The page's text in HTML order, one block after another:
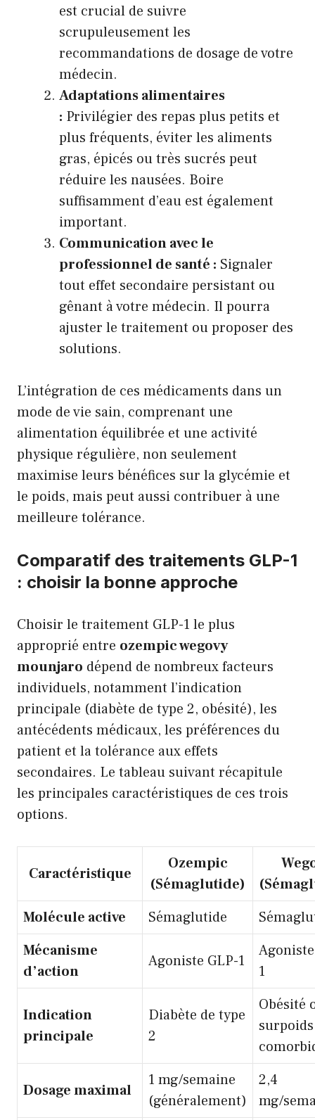
est crucial de suivre
scrupuleusement les
recommandations de dosage de votre
médecin.
Adaptations alimentaires
: Privilégier des repas plus petits et
plus fréquents, éviter les aliments
gras, épicés ou très sucrés peut
réduire les nausées. Boire
suffisamment d’eau est également
important.
Communication avec le
professionnel de santé : Signaler
tout effet secondaire persistant ou
gênant à votre médecin. Il pourra
ajuster le traitement ou proposer des
solutions.
L’intégration de ces médicaments dans un
mode de vie sain, comprenant une
alimentation équilibrée et une activité
physique régulière, non seulement
maximise leurs bénéfices sur la glycémie et
le poids, mais peut aussi contribuer à une
meilleure tolérance.
Comparatif des traitements GLP-1
: choisir la bonne approche
Choisir le traitement GLP-1 le plus
approprié entre ozempic wegovy
mounjaro dépend de nombreux facteurs
individuels, notamment l’indication
principale (diabète de type 2, obésité), les
antécédents médicaux, les préférences du
patient et la tolérance aux effets
secondaires. Le tableau suivant récapitule
les principales caractéristiques de ces trois
options.
Caractéristique
Ozempic
(Sémaglutide)
Molécule active
Sémaglutide
Mécanisme
d’action
Agoniste GLP-1
1
Indication
principale
Diabète de type
2
Obésité
Dosage maximal
1 mg/semaine
(généralement)
2,4
mg/